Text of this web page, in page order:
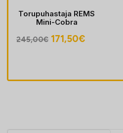
Torupuhastaja REMS
Mini-Cobra
245,00€ Algne
171,50€